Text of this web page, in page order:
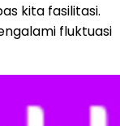
kita fasilitasi.
fluktuasi